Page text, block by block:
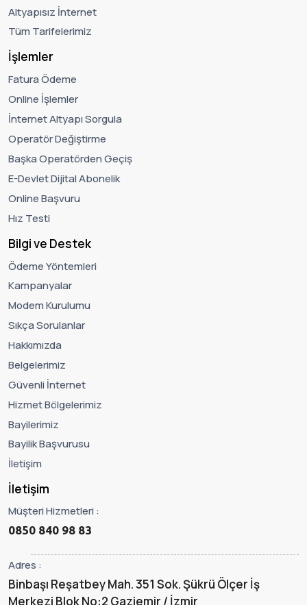
Altyapısız İnternet
Tüm Tarifelerimiz
İşlemler
Fatura Ödeme
Online İşlemler
İnternet Altyapı Sorgula
Operatör Değiştirme
Başka Operatörden Geçiş
E-Devlet Dijital Abonelik
Online Başvuru
Hız Testi
Bilgi ve Destek
Ödeme Yöntemleri
Kampanyalar
Modem Kurulumu
Sıkça Sorulanlar
Hakkımızda
Belgelerimiz
Güvenli İnternet
Hizmet Bölgelerimiz
Bayilerimiz
Bayilik Başvurusu
İletişim
İletişim
Müşteri Hizmetleri :
0850 840 98 83
Adres :
Binbaşı Reşatbey Mah. 351 Sok. Şükrü Ölçer İş
Merkezi Blok No:2 Gaziemir / İzmir